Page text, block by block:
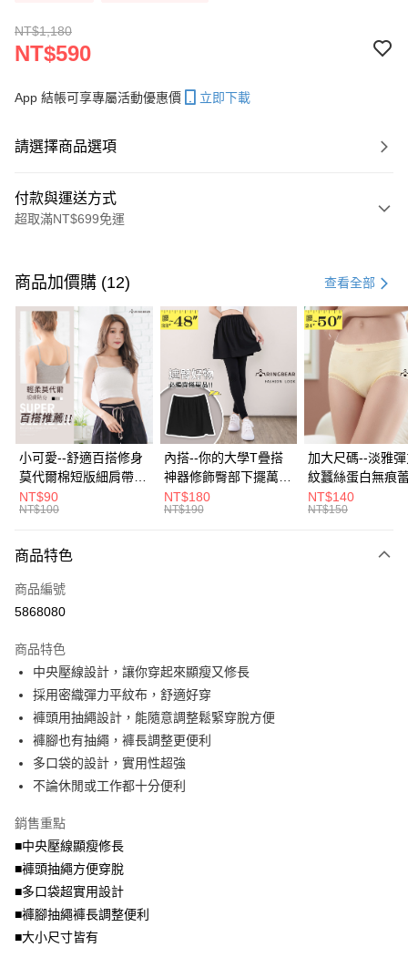
NT$1,180
NT$590
App 結帳可享專屬活動優惠價 立即下載
請選擇商品選項
付款與運送方式
超取滿NT$699免運
信用卡一次付款
超商取貨付款
LINE Pay
Apple Pay
街口支付
悠遊付
Google Pay
全盈+PAY
大哥付你分期
【大哥付你分期使用說明】
1.本服務由台灣大哥大提供，台灣大哥大用戶可立即使用無須另外申請。
流程，驗證手機門號後，選擇欲分期的期數、繳款截止日，確認付款後即完
成交易。
3.實際核准額度、可分期數及費用金額請依後續交易確認頁面所載為準。
4.訂單成立30分鐘內，如未前往確認交易或遇審核未通過，訂單將自動取
法說明評估內容。
【繳款方式說明】
1.分期款項不併入電信帳單，「大哥付你分期」於每月結算日後寄送繳費提
醒簡訊。
2.透過簡訊連結打開帳單後，可選擇「超商條碼／台灣大直營門市／銀行轉
【注意事項】
1.本服務係由「台灣大哥大股份有限公司」（以下簡稱本公司）所提供，讓
用戶於交易時，得透過本服務購買商品或服務，並由商店將買賣／分期付款
買賣價金債權讓與本公司後，依約使用本公司帳單繳交帳款。
資料（包含姓名、電話或地址）提供予台灣大哥大進項蒐集、處理及利用，
由本公司與您本人進行分期帳單所需資料之確認、核對及更正。
AFTEE先享後付
【關於「AFTEE先享後付」】
AFTEE先享後付是「在收到商品之後才付款」的支付方式。 讓您購物簡單
便利好安心！
１．簡單：不需註冊會員、不需綁卡、不需儲值。
２．便利：只要手機號碼，簡訊認證，即可結帳。
３．安心：先確認商品／服務後，再付款。
【「AFTEE先享後付」結帳流程】
１．於結帳方式選擇「AFTEE先享後付」後，將跳轉至「AFTEE先享後付」
３．收到繳費通知簡訊後14天內，點擊此簡訊中的連結，可透過四大超商／
ATM／網路銀行／等多元方式進行付款，方視為交易完成。
※ 請注意：結帳手續完成當下不需立刻繳費，但若您需要取消訂單，請聯絡
購買商品的店家。未經商家同意取消之訂單仍視為有效，需透過AFTEE先享
後付繳納相關費用。
※ 交易是否成功請以「AFTEE先享後付 」之結帳頁面顯示為準，若有關於
是否繳費成功／繳費後需取消欲退款等相關疑問，請聯繫「AFTEE先享後付
客戶支援中心」
ATM付款
全家取貨付款
每筆NT$70，滿NT$699(含以上)免運費
付款後全家取貨
每筆NT$70，滿NT$699(含以上)免運費
7-11取貨付款
每筆NT$70，滿NT$799(含以上)免運費
付款後7-11取貨
每筆NT$70，滿NT$699(含以上)免運費
商品加價購 (12) 查看全部
小可愛--舒適百搭修身
莫代爾棉短版細肩帶素
色背心(白.黑.灰L-2L)-
U582眼圈熊中大尺碼
NT$90
NT$100
內搭--你的大學T疊搭
神器修飾臀部下擺萬用
內搭裙/遮臀裙(黑2L-
6L)-Q155眼圈熊中大
NT$180
NT$190
加大尺碼--淡雅
紋蠶絲蛋白無痕
角內褲(白.粉.藍.
3L)-L28眼圈熊中
NT$140
NT$150
商品特色
商品編號
5868080
商品特色
中央壓線設計，讓你穿起來顯瘦又修長
採用密織彈力平紋布，舒適好穿
褲頭用抽繩設計，能隨意調整鬆緊穿脫方便
褲腳也有抽繩，褲長調整更便利
多口袋的設計，實用性超強
不論休閒或工作都十分便利
銷售重點
■中央壓線顯瘦修長
■褲頭抽繩方便穿脫
■多口袋超實用設計
■褲腳抽繩褲長調整便利
■大小尺寸皆有